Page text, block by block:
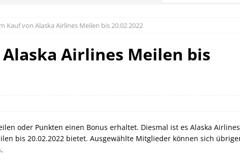
AMERICAN
Kauf von Alaska Airlines Meilen bis 20.02.2022
Airlines Meilen bis
oder Punkten einen Bonus erhaltet. Diesmal ist es Alaska
bis 20.02.2022 bietet. Ausgewählte Mitglieder können sich